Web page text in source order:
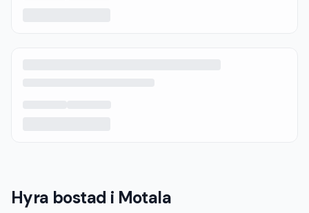
Hyra bostad i Motala